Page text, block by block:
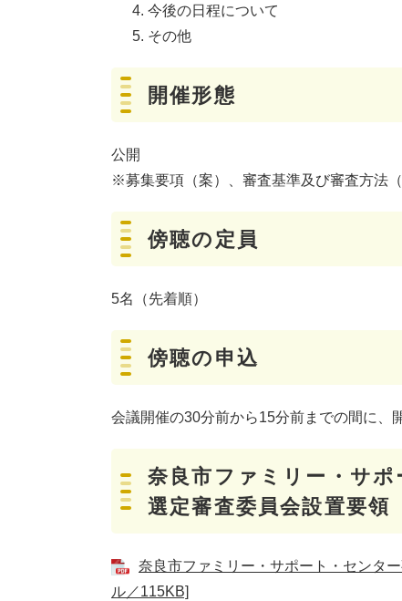
今後の日程について
その他
開催形態
公開
※募集要項（案）、審査基準及び審査方法
傍聴の定員
5名（先着順）
傍聴の申込
会議開催の30分前から15分前までの間に、
奈良市ファミリー・サ
選定審査委員会設置要領
奈良市ファミリー・サポート・センタ
ル／115KB]